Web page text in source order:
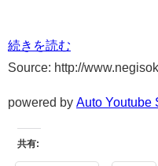
続きを読む
Source: http://
powered by Auto Youtube
共有: